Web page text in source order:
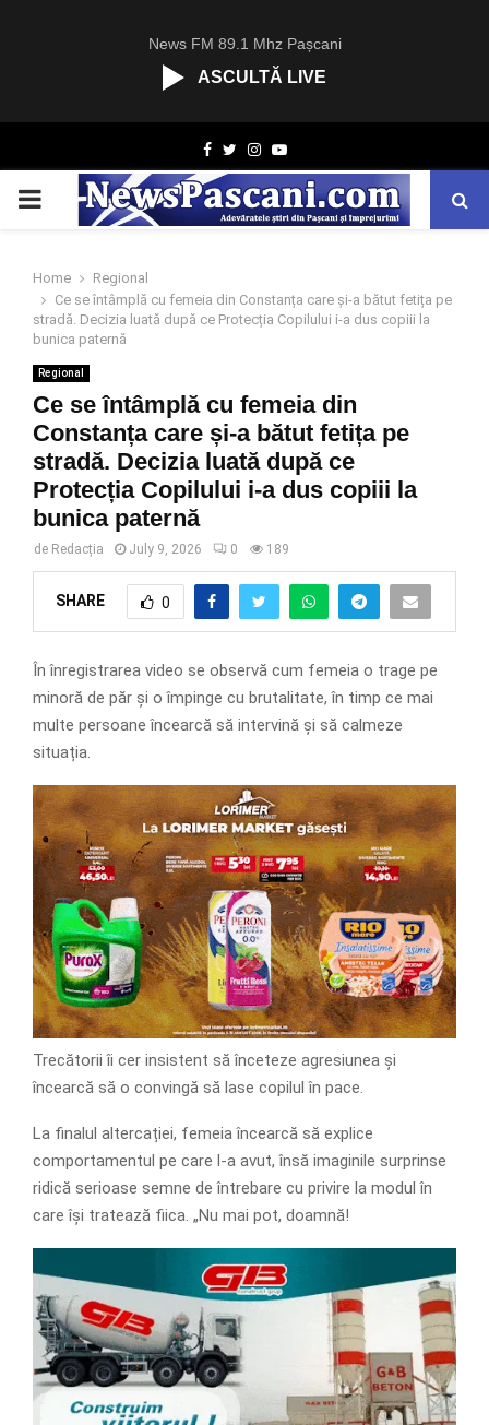
News FM 89.1 Mhz Pașcani
ASCULTĂ LIVE
Facebook
TwitterInstagram
Youtube
PRIMARY
Home
Regional
Ce se întâmplă cu femeia din Constanța care și-a bătut fetița pe
stradă. Decizia luată după ce Protecția Copilului i-a dus copiii la
bunica paternă
Regional
Ce se întâmplă cu femeia din
Constanța care și-a bătut fetița pe
stradă. Decizia luată după ce
Protecția Copilului i-a dus copiii la
bunica paternă
de Redacția July 9, 2026 0 189
SHARE 0
În înregistrarea video se observă cum femeia o trage pe
minoră de păr și o împinge cu brutalitate, în timp ce mai
multe persoane încearcă să intervină și să calmeze
situația.
Trecătorii îi cer insistent să înceteze agresiunea și
încearcă să o convingă să lase copilul în pace.
La finalul altercației, femeia încearcă să explice
comportamentul pe care l-a avut, însă imaginile surprinse
ridică serioase semne de întrebare cu privire la modul în
care își tratează fiica. „Nu mai pot, doamnă!